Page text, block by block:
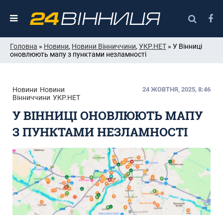
Головна » Новини, Новини Вінниччини, УКР.НЕТ » У Вінниці
оновлюють мапу з пунктами незламності
Новини Новини
Вінниччини УКР.НЕТ
24 ЖОВТНЯ, 2025, 8:46
У ВІННИЦІ ОНОВЛЮЮТЬ МАПУ
З ПУНКТАМИ НЕЗЛАМНОСТІ